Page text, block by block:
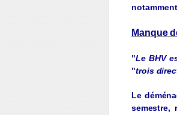
notamment
Manque
"Le BHV
"trois direc
Le déména
semestre,